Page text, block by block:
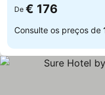
De € 176
Consulte os preços de